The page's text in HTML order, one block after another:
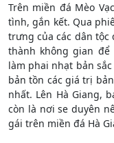
Trên miền đá Mèo
tình, gắn kết. Qua
trưng của các dân
thành không gian
làm phai nhạt bản
bản tồn các giá trị
nhất. Lên Hà Giang,
còn là nơi se duyên
gái trên miền đá Hà